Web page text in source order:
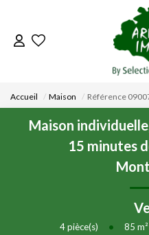
DÉPOSEZ
Accueil Maison Référence
Maison
15 minutes
4pièce(s) • 85 m²